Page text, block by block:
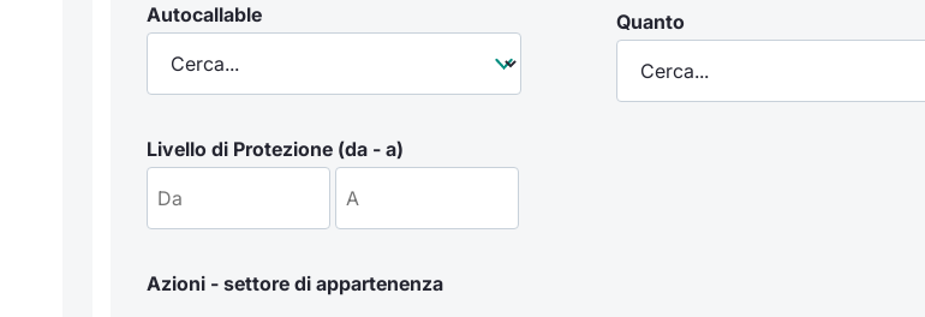
Autocallable Quanto
Livello di Protezione (da - a)
Azioni - settore di appartenenza